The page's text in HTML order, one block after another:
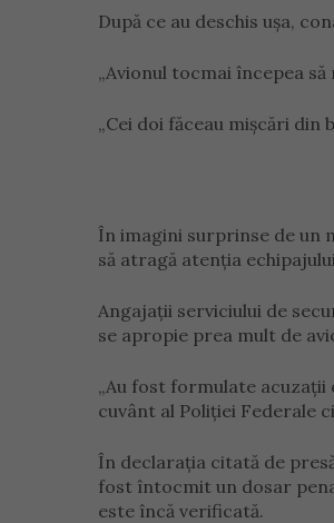
După ce au deschis ușa,
„Avionul tocmai începea
„Cei doi făceau mișcări din
În imagini surprinse de un
să atragă atenția
Angajații serviciului de
se apropie prea mult de
„Au fost formulate
cuvânt al Poliției Federale
În declarația citată de
fost întocmit un dosar
este încă verificată.